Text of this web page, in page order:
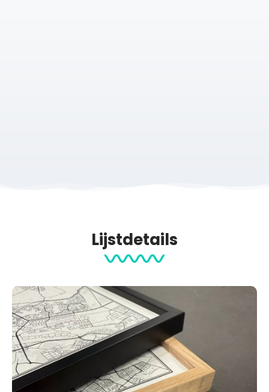
Lijstdetails